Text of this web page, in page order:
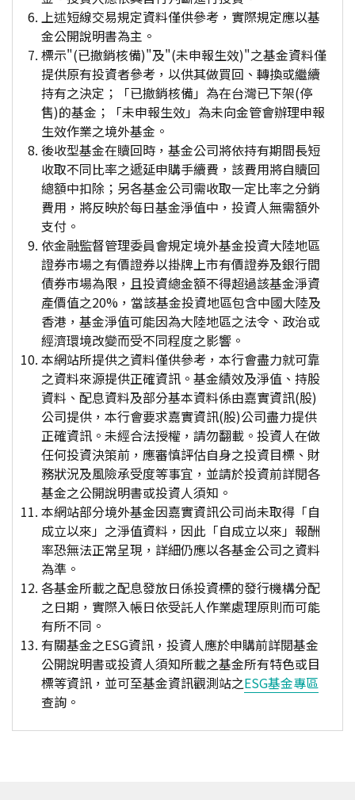
上述短線交易規定資料僅供參考，實際規定應以基
金公開說明書為主。
標示"(已撤銷核備)"及"(未申報生效)"之基金資料僅
提供原有投資者參考，以供其做買回、轉換或繼續
持有之決定；「已撤銷核備」為在台灣已下架(停
售)的基金；「未申報生效」為未向金管會辦理申報
生效作業之境外基金。
後收型基金在贖回時，基金公司將依持有期間長短
收取不同比率之遞延申購手續費，該費用將自贖回
總額中扣除；另各基金公司需收取一定比率之分銷
費用，將反映於每日基金淨值中，投資人無需額外
支付。
依金融監督管理委員會規定境外基金投資大陸地區
證券市場之有價證券以掛牌上市有價證券及銀行間
債券市場為限，且投資總金額不得超過該基金淨資
產價值之20%，當該基金投資地區包含中國大陸及
香港，基金淨值可能因為大陸地區之法令、政治或
經濟環境改變而受不同程度之影響。
本網站所提供之資料僅供參考，本行會盡力就可靠
之資料來源提供正確資訊。基金績效及淨值、持股
資料、配息資料及部分基本資料係由嘉實資訊(股)
公司提供，本行會要求嘉實資訊(股)公司盡力提供
正確資訊。未經合法授權，請勿翻載。投資人在做
任何投資決策前，應審慎評估自身之投資目標、財
務狀況及風險承受度等事宜，並請於投資前詳閱各
基金之公開說明書或投資人須知。
本網站部分境外基金因嘉實資訊公司尚未取得「自
成立以來」之淨值資料，因此「自成立以來」報酬
率恐無法正常呈現，詳細仍應以各基金公司之資料
為準。
各基金所載之配息發放日係投資標的發行機構分配
之日期，實際入帳日依受託人作業處理原則而可能
有所不同。
有關基金之ESG資訊，投資人應於申購前詳閱基金
公開說明書或投資人須知所載之基金所有特色或目
標等資訊，並可至基金資訊觀測站之ESG基金專區
查詢。